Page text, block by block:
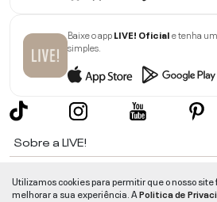
Baixe o appLIVE! Oficiale tenha
simples.
Sobre a LIVE!
Utilizamos cookies para permitir que o nosso
melhorar a sua experiência. APolitica de